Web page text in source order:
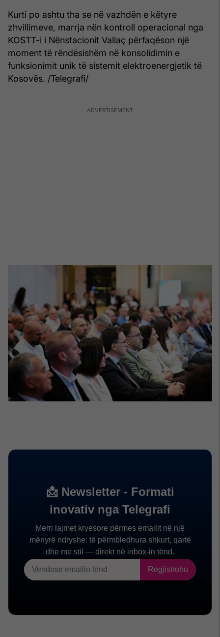
Kurti po ashtu tha se në vazhdën e këtyre
zhvillimeve, marrja nën kontroll operacional nga
KOSTT-i i Nënstacionit Vallaç përfaqëson një
moment të rëndësishëm në konsolidimin e
funksionimit unik të sistemit elektroenergjetik të
Kosovës. /Telegrafi/